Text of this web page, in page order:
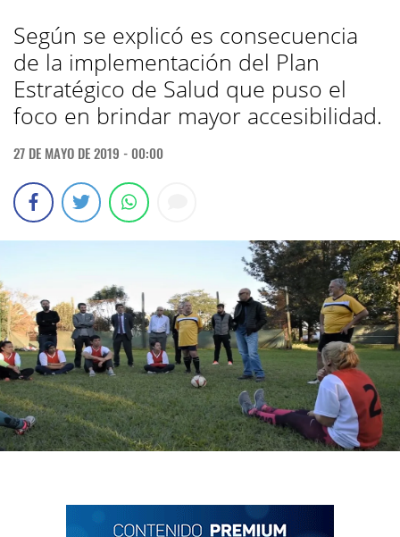
Según se explicó es consecuencia
de la implementación del Plan
Estratégico de Salud que puso el
foco en brindar mayor accesibilidad.
27 DE MAYO DE 2019 - 00:00